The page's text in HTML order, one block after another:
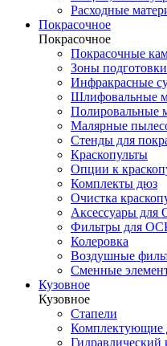
Расходные
Покрасочное
Покрасочное
Покрасочные
Зоны
Инфракрасные
Шлифовальные
Полировальные
Малярные
Стенды для
Краскопульты
Опции к
Комплекты дюз
Очистка
Аксессуары для
Фильтры для
Колеровка
Воздушные
Сменные
Кузовное
Кузовное
Стапели
Комплектующие
Гидравлический